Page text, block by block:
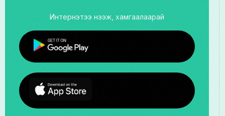
Интернэтээ нээж, хамгаалаарай